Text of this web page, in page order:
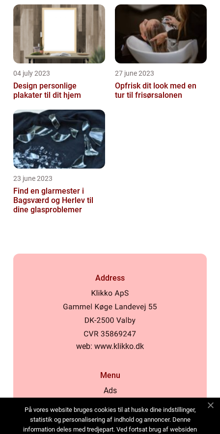
04 july 2023
Design personlige
plakater til dit hjem
27 june 2023
Opfrisk dit look med en
tur til frisørsalonen
23 june 2023
Find en glarmester i
Bagsværd og Herlev til
dine glasproblemer
Address
web: www.klikko.dk
Menu
Ads
Cookies
Contact
På vores website bruges cookies til at huske dine indstillinger,
statistik og personalisering af indhold og annoncer. Denne
information deles med tredjepart. Ved fortsat brug af websiden